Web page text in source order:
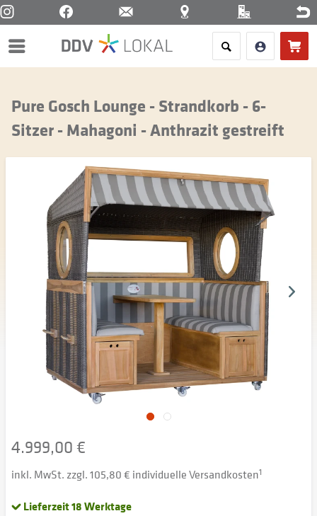
Menü
Pure Gosch Lounge - Strandkorb - 6-
Sitzer - Mahagoni - Anthrazit gestreift
4.999,00 €
inkl. MwSt. zzgl. 105,80 € individuelle Versandkosten1
Lieferzeit 18 Werktage